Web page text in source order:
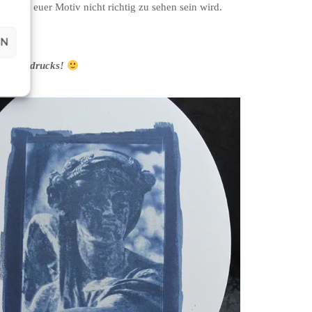
dass euer Motiv nicht richtig zu sehen sein wird.
Edeldrucks!